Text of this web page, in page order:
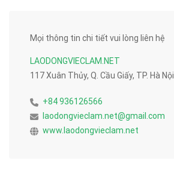
Mọi thông tin chi tiết vui lòng liên hệ
LAODONGVIECLAM.NET
117 Xuân Thủy, Q. Cầu Giấy, TP. Hà Nội
+84 936126566
laodongvieclam.net@gmail.com
www.laodongvieclam.net